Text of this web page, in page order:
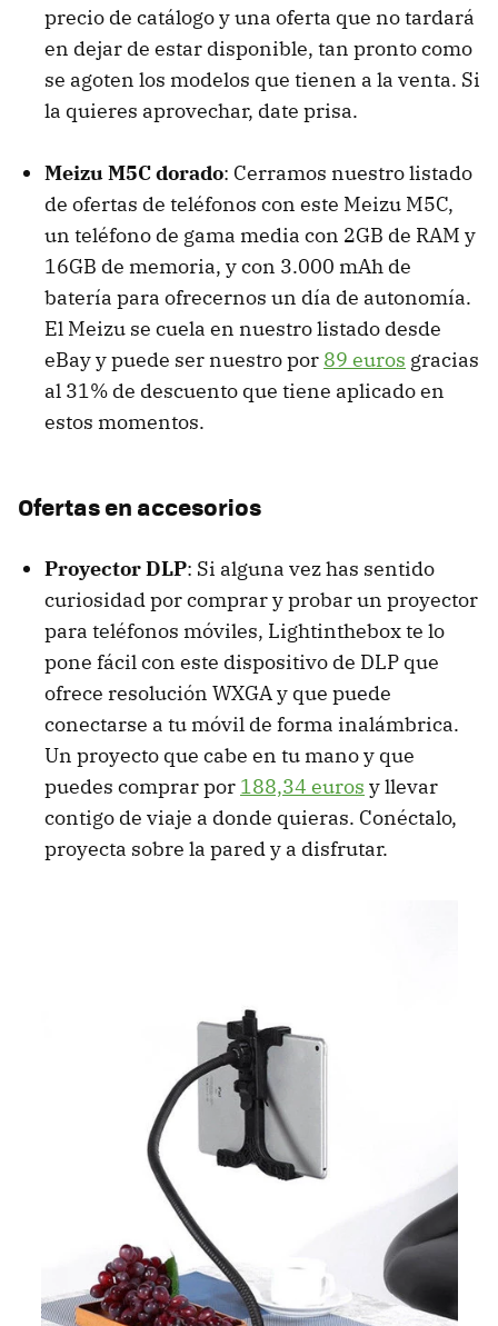
precio de catálogo y una oferta que no tardará
en dejar de estar disponible, tan pronto como
se agoten los modelos que tienen a la venta. Si
la quieres aprovechar, date prisa.
Meizu M5C dorado: Cerramos nuestro listado
de ofertas de teléfonos con este Meizu M5C,
un teléfono de gama media con 2GB de RAM y
16GB de memoria, y con 3.000 mAh de
batería para ofrecernos un día de autonomía.
El Meizu se cuela en nuestro listado desde
eBay y puede ser nuestro por 89 euros gracias
al 31% de descuento que tiene aplicado en
estos momentos.
Ofertas en accesorios
Proyector DLP: Si alguna vez has sentido
curiosidad por comprar y probar un proyector
para teléfonos móviles, Lightinthebox te lo
pone fácil con este dispositivo de DLP que
ofrece resolución WXGA y que puede
conectarse a tu móvil de forma inalámbrica.
Un proyecto que cabe en tu mano y que
puedes comprar por 188,34 euros y llevar
contigo de viaje a donde quieras. Conéctalo,
proyecta sobre la pared y a disfrutar.